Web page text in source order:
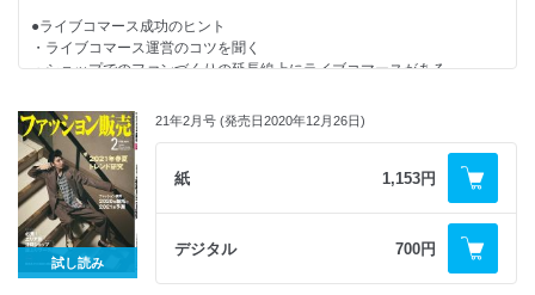
・人材マネジメントの処方箋
・ワンスアラウンドのエリアマネージャー塾
・新・お客さまゼッタイ主義
・衣服のソムリエ 育成ゼミナール
・今月の魅せ方・売り方
・may_ugramのインスタ講座
・次代を担う国産ブランド
・カンタン英語接客術！
・おんな社長が飛ぶ！
・心と体の「きれいの秘訣」
●ライブコマース成功のヒント
・ライブコマース運営のコツを聞く
・ショップでのファンづくりの延長線上にライブコマースがある
●店頭で分かるデータはこう活かす
・ロスの削減は、売り上げをあげるのと同じくらい大事なこと
・売り上げ管理・接客に取り入れたいデータ分析
・月間売上目標の設定に役立つ三つの数値
●素材・生地の知識 春編
【連載・シリーズ・リポート】
・美容トレンド最前線！
試し読み
21年2月号 (発売日2020年12月26日)
紙 1,153円
デジタル 700円